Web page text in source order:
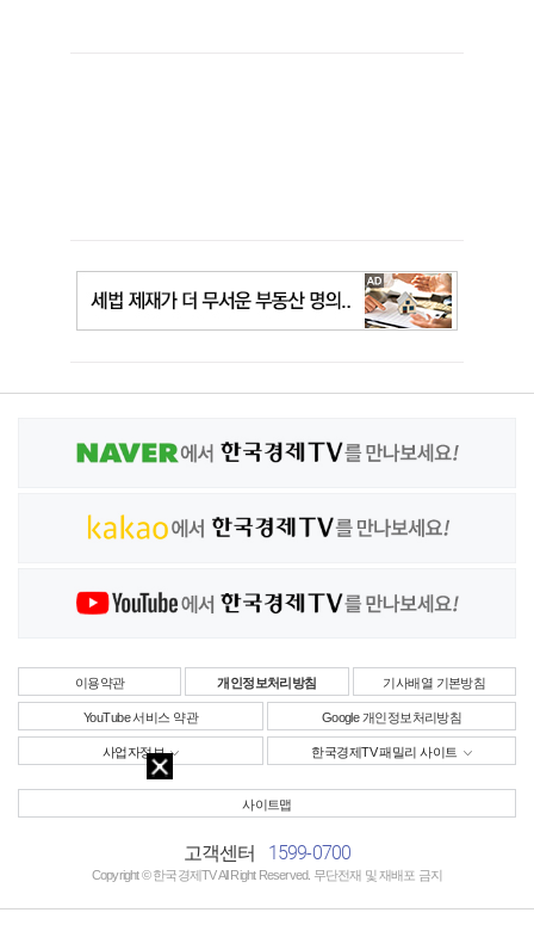
이용약관 개인정보처리방침 기사배열 기본방침
YouTube 서비스 약관 Google 개인정보처리방침
사업자정보 한국경제TV 패밀리 사이트
사이트맵
고객센터 1599-0700
Copyright © 한국경제TV All Right Reserved. 무단전재 및 재배포 금지